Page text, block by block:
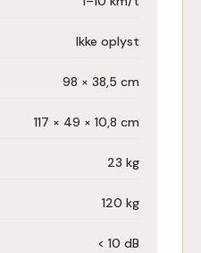
Ikke oplyst
98 × 38,5 cm
117 × 49 × 10,8 cm
23 kg
120 kg
< 10 dB